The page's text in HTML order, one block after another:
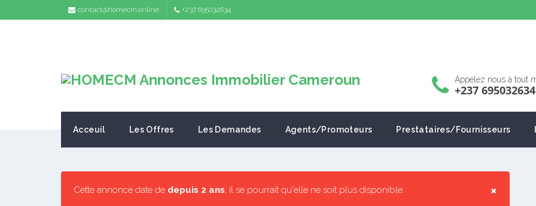
contact@homecm.online +237 695032634
Appelez nous à tout
+237 695032634
Acceuil Les Offres Les Demandes Agents/Promoteurs Prestataires/Fournisseurs
×
Cette annonce date de depuis 2 ans, il se pourrait qu'elle ne soit plus disponible.